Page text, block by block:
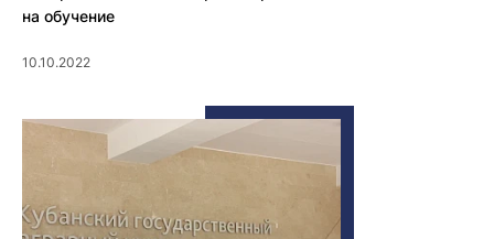
на обучение
10.10.2022